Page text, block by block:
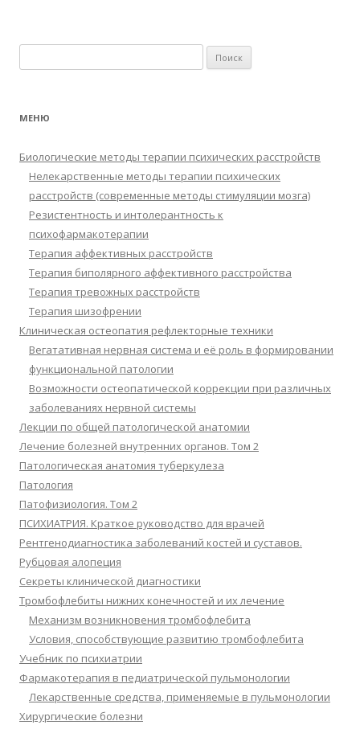
МЕНЮ
Биологические методы терапии психических расстройств
Нелекарственные методы терапии психических
расстройств (современные методы стимуляции мозга)
Резистентность и интолерантность к
психофармакотерапии
Терапия аффективных расстройств
Терапия биполярного аффективного расстройства
Терапия тревожных расстройств
Терапия шизофрении
Клиническая остеопатия рефлекторные техники
Вегатативная нервная система и её роль в формировании
функциональной патологии
Возможности остеопатической коррекции при различных
заболеваниях нервной системы
Лекции по общей патологической анатомии
Лечение болезней внутренних органов. Том 2
Патологическая анатомия туберкулеза
Патология
Патофизиология. Том 2
ПСИХИАТРИЯ. Краткое руководство для врачей
Рентгенодиагностика заболеваний костей и суставов.
Рубцовая алопеция
Секреты клинической диагностики
Тромбофлебиты нижних конечностей и их лечение
Механизм возникновения тромбофлебита
Условия, способствующие развитию тромбофлебита
Учебник по психиатрии
Фармакотерапия в педиатрической пульмонологии
Лекарственные средства, применяемые в пульмонологии
Хирургические болезни